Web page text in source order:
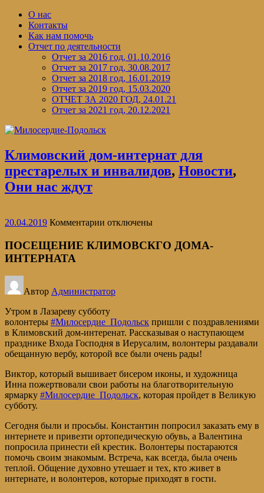
Перейти
содержимому
О нас
Контакты
Как нам помочь
Отчет по деятельности
Отчет за 2016 год, 01.10.2016
Отчет за 2017 год, 30.08.2017
Отчет за 2018 год, 16.01.2019
Отчет за 2019 год, 15.03.2020
ОТЧЕТ ЗА 2020 ГОД, 24.01.21
Отчет за 2021 год, 20.12.2021
Климовский дом-интернат для
престарелых и инвалидов, Новости,
Они нас ждут
20.04.2019 Комментарии к
ПОСЕЩЕНИЕ
отключены
ПОСЕЩЕНИЕ КЛИМОВСКГО ДОМА-
ИНТЕРНАТА
Автор Администратор
Утром в Лазареву субботу
волонтеры #Милосердие_Подольск пришли с поздравлениями
в Климовский дом-интеренат. Рассказывая о наступающем
празднике Входа Господня в Иерусалим, волонтеры раздавали
обещанную вербу, которой все были очень рады!
Виктор, который вышивает бисером иконы, и художница
Инна пожертвовали свои работы на благотворительную
ярмарку #Милосердие_Подольск, которая пройдет в Великую
субботу.
Сегодня были и просьбы. Константин попросил заказать ему в
интернете и привезти ортопедическую обувь, а Валентина
попросила принести ей крестик. Волонтеры постараются
помочь своим знакомым. Встреча, как всегда, была очень
теплой. Общение духовно утешает и тех, кто живет в
интернате, и волонтеров, которые приходят в гости.